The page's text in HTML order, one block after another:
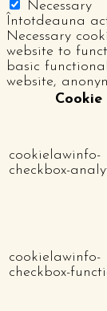
Necessary
Întotdeauna
Necessary
website to
basic
website,
Cookie
cookielawinfo-
checkbox-
cookielawinfo-
checkbox-